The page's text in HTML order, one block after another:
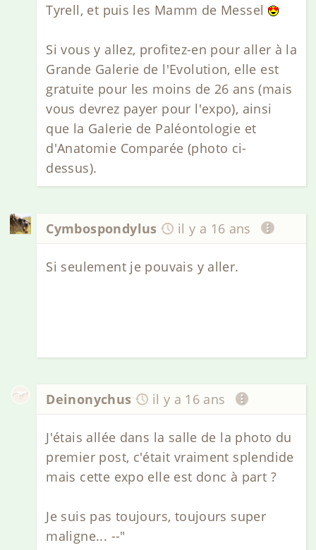
Tyrell, et puis les Mamm de Messel
Si vous y allez, profitez-en pour aller à la
Grande Galerie de l'Evolution, elle est
gratuite pour les moins de 26 ans (mais
vous devrez payer pour l'expo), ainsi
que la Galerie de Paléontologie et
d'Anatomie Comparée (photo ci-
dessus).
Cymbospondylus il y a 16 ans
Si seulement je pouvais y aller.
Deinonychus il y a 16 ans
J'étais allée dans la salle de la photo du
premier post, c'était vraiment splendide
mais cette expo elle est donc à part ?
Je suis pas toujours, toujours super
maligne... --"